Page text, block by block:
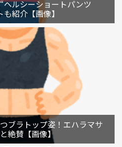
ヘルシーショートパンツ
紹介【画像】
ブラトップ姿！エハラマサ
絶賛【画像】